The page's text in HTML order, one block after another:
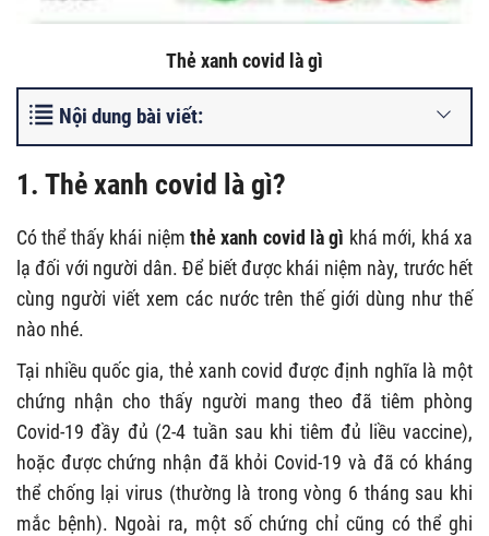
Thẻ xanh covid là gì
Nội dung bài viết:
1. Thẻ xanh covid là gì?
Có thể thấy khái niệm thẻ xanh covid là gì khá mới, khá xa
lạ đối với người dân. Để biết được khái niệm này, trước hết
cùng người viết xem các nước trên thế giới dùng như thế
nào nhé.
Tại nhiều quốc gia, thẻ xanh covid được định nghĩa là một
chứng nhận cho thấy người mang theo đã tiêm phòng
Covid-19 đầy đủ (2-4 tuần sau khi tiêm đủ liều vaccine),
hoặc được chứng nhận đã khỏi Covid-19 và đã có kháng
thể chống lại virus (thường là trong vòng 6 tháng sau khi
mắc bệnh). Ngoài ra, một số chứng chỉ cũng có thể ghi